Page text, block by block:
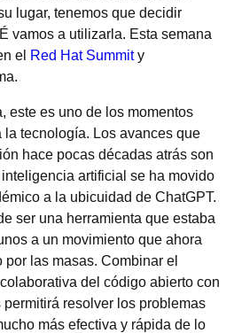
lugar, tenemos que decidir
vamos a utilizarla. Esta semana
el Red Hat Summity
este es uno de los momentos
la tecnología. Los avances que
hace pocas décadas atrás son
artificial se ha movido
a la ubicuidad de ChatGPT.
ser una herramienta que estaba
a un movimiento que ahora
las masas. Combinar el
del código abierto con
resolver los problemas
más efectiva y rápida de lo